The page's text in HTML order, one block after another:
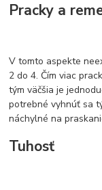
Pracky a
V tomto aspekte
2 do 4. Čím viac
tým väčšia je
potrebné vyhnúť sa
náchylné na
Tuhosť